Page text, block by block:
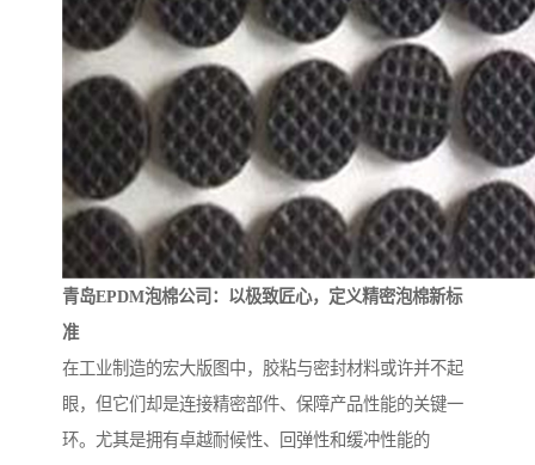
青岛EPDM泡棉公司：以极致匠心，定义精密泡棉新标
准
在工业制造的宏大版图中，胶粘与密封材料或许并不起
眼，但它们却是连接精密部件、保障产品性能的关键一
环。尤其是拥有卓越耐候性、回弹性和缓冲性能的